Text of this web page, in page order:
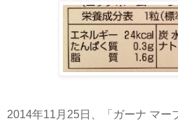
2014年11月25日、「ガーナ マー